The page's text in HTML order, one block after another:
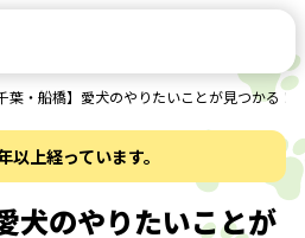
千葉・船橋】愛犬のやりたいことが見つかる
上経っています。
犬のやりたいことが